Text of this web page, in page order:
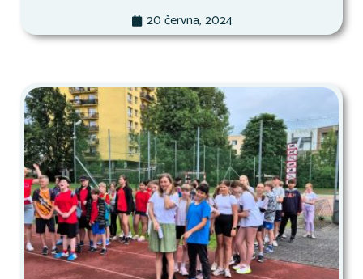
20 června, 2024